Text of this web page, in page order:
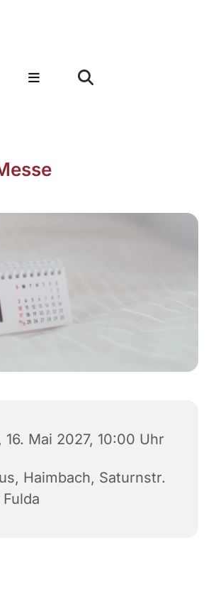
16. Mai 2027, 10:00 Uhr
Haimbach, Saturnstr.